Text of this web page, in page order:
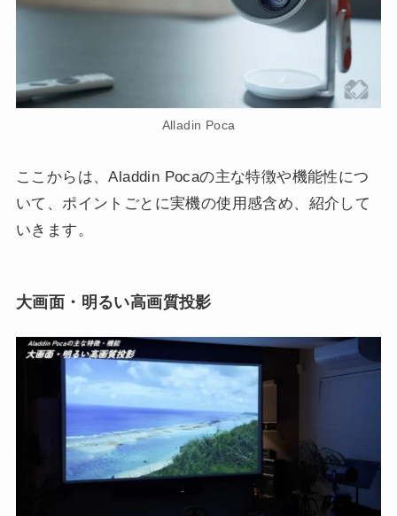
Alladin Poca
ここからは、Aladdin Pocaの主な特徴や機能性につ
いて、ポイントごとに実機の使用感含め、紹介して
いきます。
大画面・明るい高画質投影